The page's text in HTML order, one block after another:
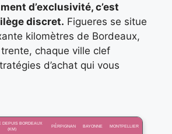
d’exclusivité, c’est
discret. Figueres se situe
kilomètres de Bordeaux,
chaque ville clef
d’achat qui vous
DEPUIS BORDEAUX
(KM)
PÉRPIGNAN BAYONNE MONTPELLIER